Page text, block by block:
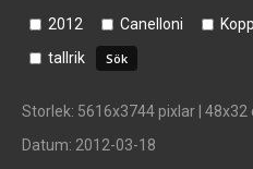
2012 Canelloni
tallrik
Storlek: 5616x3744 pixlar | 48x32
Datum: 2012-03-18